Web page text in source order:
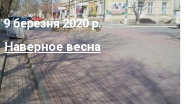
9 березня 2020 р.
Наверное весна